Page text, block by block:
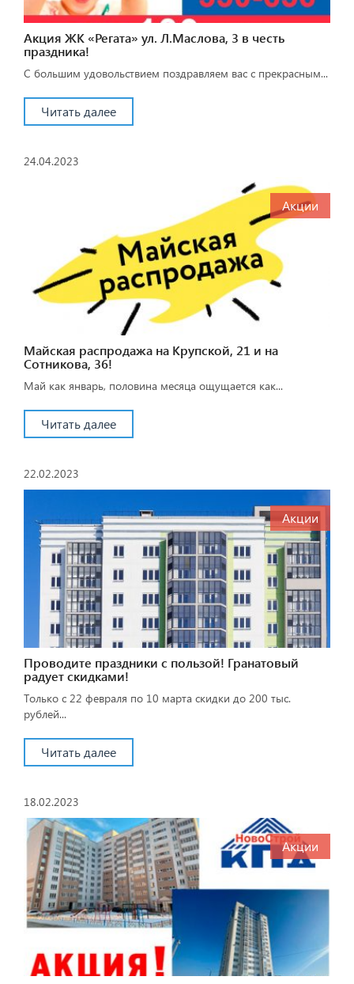
Акция ЖК «Регата» ул. Л.Маслова, 3 в честь
праздника!
С большим удовольствием поздравляем вас с прекрасным...
Читать далее
24.04.2023
Акции
Майская распродажа на Крупской, 21 и на
Сотникова, 36!
Май как январь, половина месяца ощущается как...
Читать далее
22.02.2023
Акции
Проводите праздники с пользой! Гранатовый
радует скидками!
Только с 22 февраля по 10 марта скидки до 200 тыс.
рублей...
Читать далее
18.02.2023
Акции